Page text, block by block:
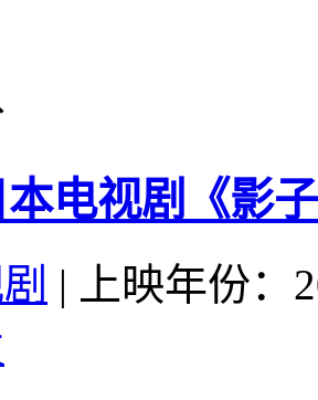
本电视剧《影
|
上映年份：